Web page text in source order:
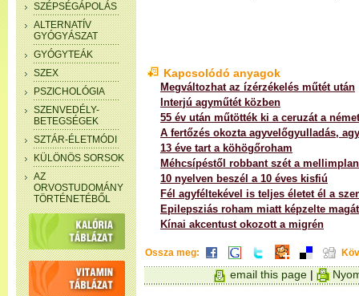
SZÉPSÉGÁPOLÁS
ALTERNATÍV
GYÓGYÁSZAT
GYÓGYTEÁK
SZEX
PSZICHOLÓGIA
SZENVEDÉLY-
BETEGSÉGEK
SZTÁR-ÉLETMÓDI
KÜLÖNÖS SORSOK
AZ
ORVOSTUDOMÁNY
TÖRTÉNETÉBŐL
Kapcsolódó anyagok
Megváltozhat az ízérzékelés műtét után
Interjú agyműtét közben
55 év után műtötték ki a ceruzát a
A fertőzés okozta agyvelőgyulladás,
13 éve tart a köhögőroham
Méhcsípéstől robbant szét a
10 nyelven beszél a 10 éves kisfiú
Fél agyféltekével is teljes életet él a
Epilepsziás roham miatt képzelte
Kínai akcentust okozott a migrén
Ossza meg:
email this page |